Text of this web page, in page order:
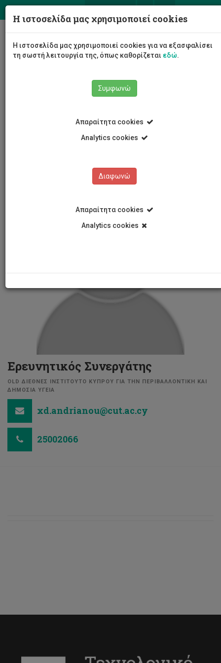
Σχολή Επιστημών Υγείας
old Διεθνές Ινστιτούτο Κύπρου για την
Προσωπικό Τμήματος
Ξάνθη Ανδριανού
Ξάνθη Ανδριανού
Ερευνητικός Συνεργάτης
OLD ΔΙΕΘΝΕΣ ΙΝΣΤΙΤΟΥΤΟ ΚΥΠΡΟΥ ΓΙΑ ΤΗΝ ΠΕΡΙΒΑΛΛΟΝΤΙΚΗ ΚΑΙ
ΔΗΜΟΣΙΑ ΥΓΕΙΑ
xd.andrianou@cut.ac.cy
25002066
Η ιστοσελίδα μας χρησιμοποιεί cookies
Η ιστοσελίδα μας χρησιμοποιεί cookies για να εξασφαλίσει
τη σωστή λειτουργία της, όπως καθορίζεται εδώ.
Συμφωνώ
Απαραίτητα cookies
Analytics cookies
Διαφωνώ
Απαραίτητα cookies
Analytics cookies